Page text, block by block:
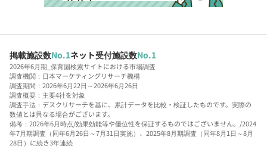
掲載施設数No.1ネット受付施設数No.1
2026年6月期_保育園検索サイトにおける市場調査
調査機関：日本マーケティングリサーチ機構
調査期間：2026年6月22日～2026年6月26日
調査概要：主要4社を対象
調査手法：デスクリサーチを基に、累計データを比較・検証したものです。実際の
数値とは異なる場合がございます。
備考：2026年6月時点/効果効能等や優位性を保証するものではございません。/2024
年7月期調査（同年6月26日～7月31日実施）、2025年8月期調査（同年8月1日～8月
28日）に続き3年連続